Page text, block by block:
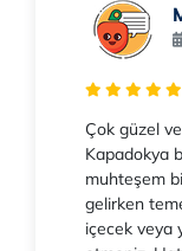
Çok güzel
Kapadokya
muhteşem
gelirken
içecek veya